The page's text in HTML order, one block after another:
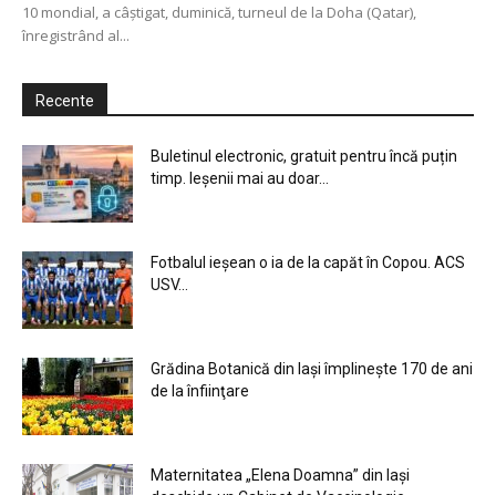
10 mondial, a câştigat, duminică, turneul de la Doha (Qatar),
înregistrând al...
Recente
Buletinul electronic, gratuit pentru încă puțin
timp. Ieșenii mai au doar...
Fotbalul ieșean o ia de la capăt în Copou. ACS
USV...
Grădina Botanică din Iaşi împlineşte 170 de ani
de la înfiinţare
Maternitatea „Elena Doamna” din Iași